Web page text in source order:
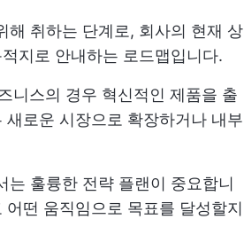
해 취하는 단계로, 회사의 현재 상
지로 안내하는 로드맵입니다.
니스의 경우 혁신적인 제품을 출
로운 시장으로 확장하거나 내부
훌륭한 전략 플랜이 중요합니
떤 움직임으로 목표를 달성할지